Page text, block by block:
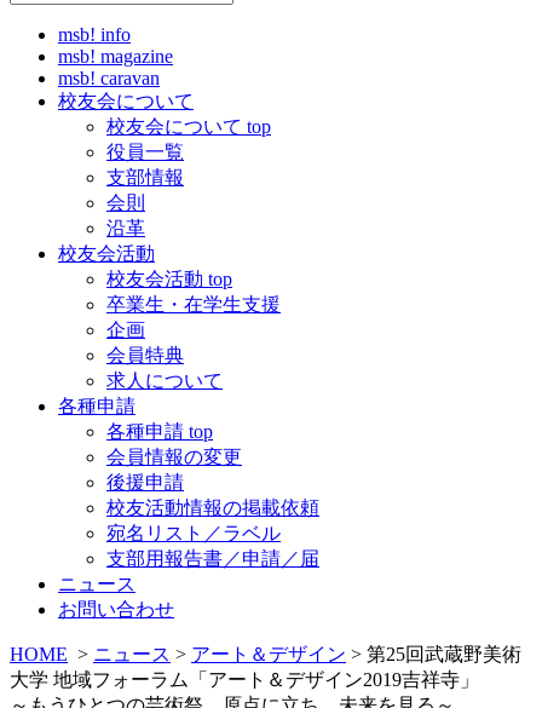
msb! info
msb! magazine
msb! caravan
校友会について
校友会について top
役員一覧
支部情報
会則
沿革
校友会活動
校友会活動 top
卒業生・在学生支援
企画
会員特典
求人について
各種申請
各種申請 top
会員情報の変更
後援申請
校友活動情報の掲載依頼
宛名リスト／ラベル
支部用報告書／申請／届
ニュース
お問い合わせ
HOME > ニュース > アート＆デザイン > 第25回武蔵野美術
大学 地域フォーラム「アート＆デザイン2019吉祥寺」